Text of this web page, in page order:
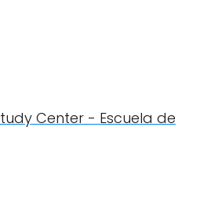
Center - Escuela de